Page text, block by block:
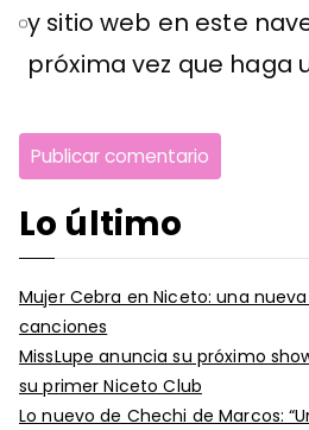
y sitio web en este
próxima vez que haga
Lo último
Mujer Cebra en Niceto: una
canciones
MissLupe anuncia su próximo
su primer Niceto Club
Lo nuevo de Chechi de Marcos: